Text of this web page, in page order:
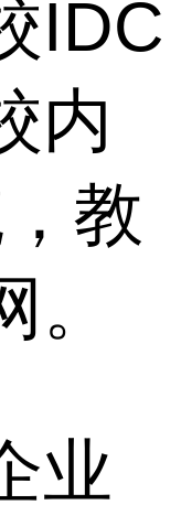
IDC
内
教
业